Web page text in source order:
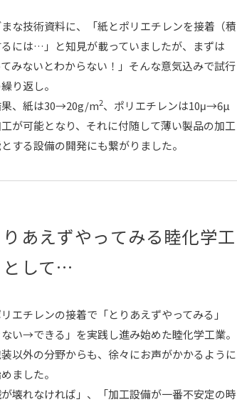
な技術資料に、「紙とポリエチレンを接着（積
には…」と知見が載っていましたが、まずは
てみないとわからない！」そんな意気込みで試行
り返し。
果、紙は30→20g/m2、ポリエチレンは10μ→6µ
が可能となり、それに付随して薄い製品の加工
する設備の開発にも繋がりました。
りあえずやってみる睦化学工
して…
エチレンの接着で「とりあえずやってみる」
ない→できる」を実践し進み始めた睦化学工業。
以外の分野からも、徐々にお声がかかるように
ました。
が壊れなければ」、「加工設備が一番不安定の時